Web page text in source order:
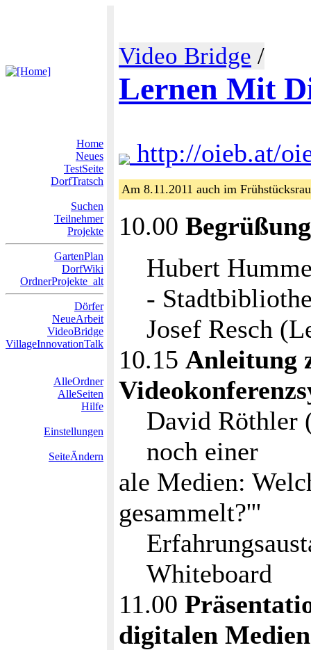
Video Bridge /
Lernen Mit
Home
Neues
TestSeite
DorfTratsch
Suchen
Teilnehmer
Projekte
GartenPlan
DorfWiki
OrdnerProjekte_alt
Dörfer
NeueArbeit
VideoBridge
VillageInnovationTalk
AlleOrdner
AlleSeiten
Hilfe
Einstellungen
SeiteÄndern
http://oieb.at/
Am 8.11.2011 auch im
10.00
Hubert
-
Josef Resch
10.15 Anleitung
David Röthler
noch einer
ale Medien:
gesammelt?'''
Whiteboard
11.00
digitalen